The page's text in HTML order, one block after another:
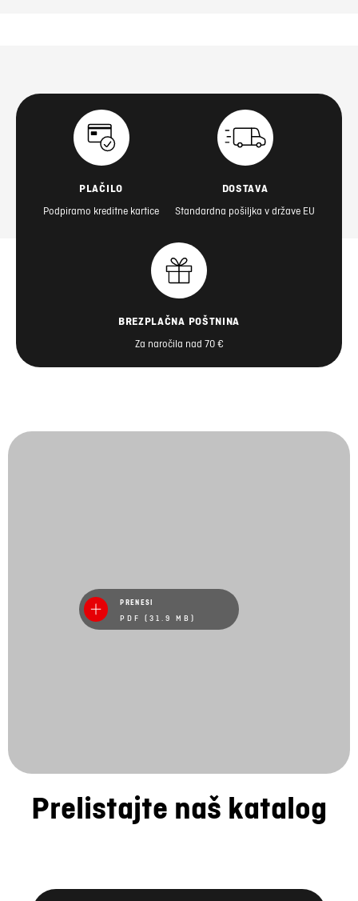
PLAČILO
Podpiramo kreditne kartice
DOSTAVA
Standardna pošiljka v države EU
BREZPLAČNA POŠTNINA
Za naročila nad 70 €
PRENESI
PDF (31.9 MB)
Prelistajte naš katalog